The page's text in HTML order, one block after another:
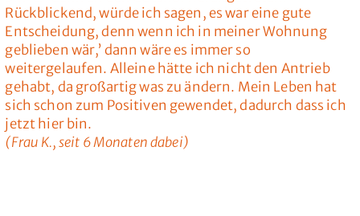
Rückblickend, würde ich sagen, es war eine gute
Entscheidung, denn wenn ich in meiner Wohnung
geblieben wär,’ dann wäre es immer so
weitergelaufen. Alleine hätte ich nicht den Antrieb
gehabt, da großartig was zu ändern. Mein Leben hat
sich schon zum Positiven gewendet, dadurch dass ich
jetzt hier bin.
(Frau K., seit 6 Monaten dabei)